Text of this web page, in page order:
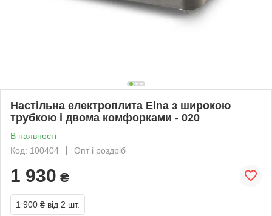
Настільна електроплита Elna з широкою
трубкою і двома комфорками - 020
В наявності
Код: 100404
Опт і роздріб
1 930 ₴
1 900 ₴ від 2 шт.